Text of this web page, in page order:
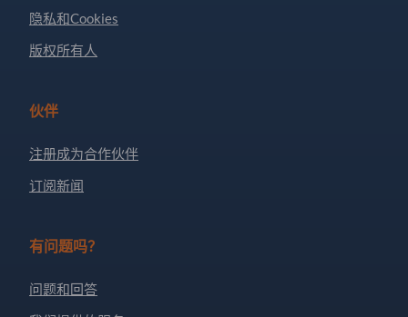
隐私和Cookies
版权所有人
伙伴
注册成为合作伙伴
订阅新闻
有问题吗？
问题和回答